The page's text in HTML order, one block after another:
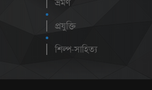
ভ্রমণ
প্রযুক্তি
শিল্প-সাহিত্য